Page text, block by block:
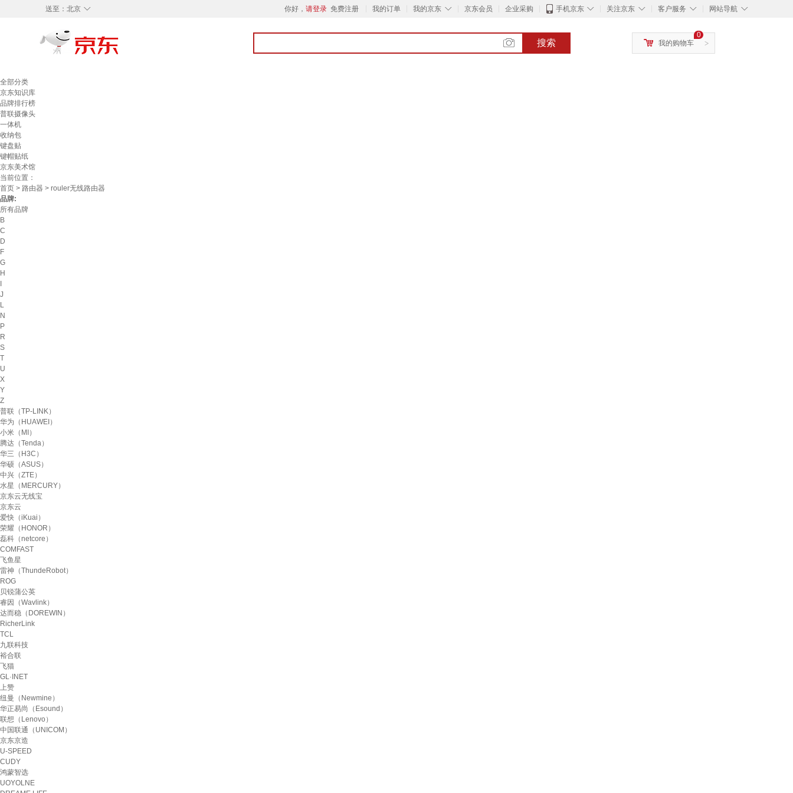
◇
送至： 北京 你好， 请登录 免费注册 我的订单 ◇
我的京东 京东会员 企业采购 ◇
手机京东 ◇
关注京东 ◇
客户服务 ◇
网站导航
搜索 >
0
我的购物车
全部分类
京东知识库
品牌排行榜
普联摄像头
一体机
收纳包
键盘贴
键帽贴纸
京东美术馆
当前位置：
首页 > 路由器 > rouler无线路由器
品牌:
所有品牌
B
C
D
F
G
H
J
L
N
P
R
S
T
U
X
Y
Z
普联（TP-LINK）
华为（HUAWEI）
小米（MI）
腾达（Tenda）
华三（H3C）
华硕（ASUS）
中兴（ZTE）
水星（MERCURY）
京东云无线宝
京东云
爱快（iKuai）
荣耀（HONOR）
磊科（netcore）
COMFAST
飞鱼星
雷神（ThundeRobot）
ROG
贝锐蒲公英
睿因（Wavlink）
达而稳（DOREWIN）
RicherLink
TCL
九联科技
裕合联
飞猫
GL·INET
上赞
纽曼（Newmine）
华正易尚（Esound）
联想（Lenovo）
中国联通（UNICOM）
京东京造
U-SPEED
CUDY
鸿蒙智选
UOYOLNE